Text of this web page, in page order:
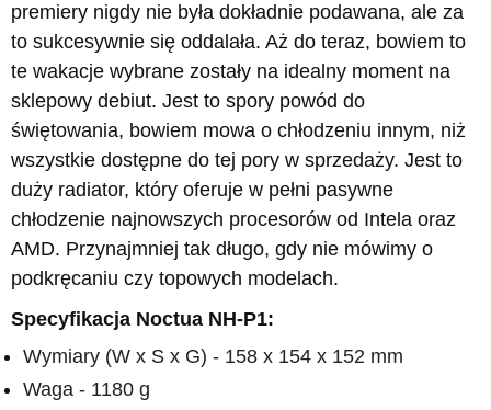
premiery nigdy nie była dokładnie podawana, ale za
to sukcesywnie się oddalała. Aż do teraz, bowiem to
te wakacje wybrane zostały na idealny moment na
sklepowy debiut. Jest to spory powód do
świętowania, bowiem mowa o chłodzeniu innym, niż
wszystkie dostępne do tej pory w sprzedaży. Jest to
duży radiator, który oferuje w pełni pasywne
chłodzenie najnowszych procesorów od Intela oraz
AMD. Przynajmniej tak długo, gdy nie mówimy o
podkręcaniu czy topowych modelach.
Specyfikacja Noctua NH-P1:
Wymiary (W x S x G) - 158 x 154 x 152 mm
Waga - 1180 g